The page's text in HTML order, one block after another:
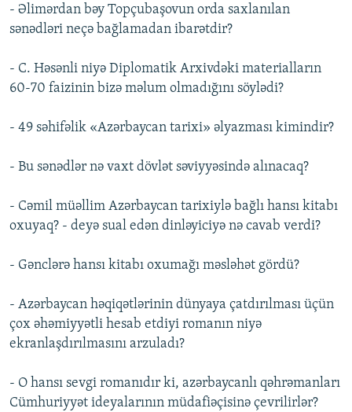
- Əlimərdan bəy Topçubaşovun orda saxlanılan
sənədləri neçə bağlamadan ibarətdir?
- C. Həsənli niyə Diplomatik Arxivdəki materialların
60-70 faizinin bizə məlum olmadığını söylədi?
- 49 səhifəlik «Azərbaycan tarixi» əlyazması kimindir?
- Bu sənədlər nə vaxt dövlət səviyyəsində alınacaq?
- Cəmil müəllim Azərbaycan tarixiylə bağlı hansı kitabı
oxuyaq? - deyə sual edən dinləyiciyə nə cavab verdi?
- Gənclərə hansı kitabı oxumağı məsləhət gördü?
- Azərbaycan həqiqətlərinin dünyaya çatdırılması üçün
çox əhəmiyyətli hesab etdiyi romanın niyə
ekranlaşdırılmasını arzuladı?
- O hansı sevgi romanıdır ki, azərbaycanlı qəhrəmanları
Cümhuriyyət ideyalarının müdafiəçisinə çevrilirlər?